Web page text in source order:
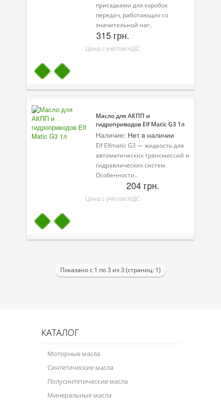
Уход за кондиционером
Специальные программы
Моторное масло для мотоцикла
Оружейное масло
Промышленная программа
Технологические жидкости
Зимняя программа
присадками для коробок
передач, работающих со
значительной наг..
315 грн.
Цена с учётом НДС
Масло для АКПП и
гидроприводов Elf Matic G3 1л
Наличие: Нет в наличии
Elf Elfmatic G3 — жидкость для
автоматических трансмиссий и
гидравлических систем.
Особенности..
204 грн.
Цена с учётом НДС
Показано с 1 по 3 из 3 (страниц: 1)
КАТАЛОГ
Моторные масла
Синтетические масла
Полусинтетические масла
Минеральные масла